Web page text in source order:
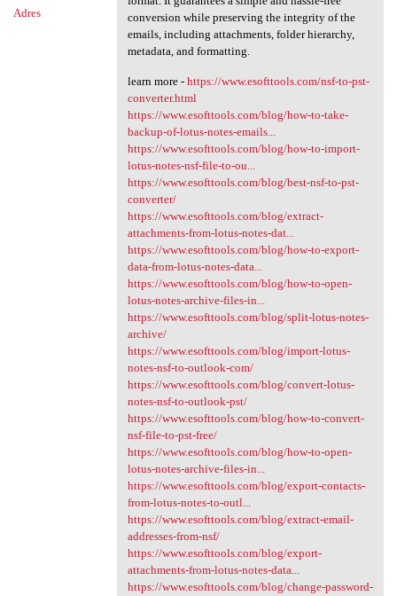
Adres
conversion while preserving the integrity of the
emails, including attachments, folder hierarchy,
metadata, and formatting.
learn more - https://www.esofttools.com/nsf-to-pst-
converter.html
https://www.esofttools.com/blog/how-to-take-
backup-of-lotus-notes-emails...
https://www.esofttools.com/blog/how-to-import-
lotus-notes-nsf-file-to-ou...
https://www.esofttools.com/blog/best-nsf-to-pst-
converter/
https://www.esofttools.com/blog/extract-
attachments-from-lotus-notes-dat...
https://www.esofttools.com/blog/how-to-export-
data-from-lotus-notes-data...
https://www.esofttools.com/blog/how-to-open-
lotus-notes-archive-files-in...
https://www.esofttools.com/blog/split-lotus-notes-
archive/
https://www.esofttools.com/blog/import-lotus-
notes-nsf-to-outlook-com/
https://www.esofttools.com/blog/convert-lotus-
notes-nsf-to-outlook-pst/
https://www.esofttools.com/blog/how-to-convert-
nsf-file-to-pst-free/
https://www.esofttools.com/blog/how-to-open-
lotus-notes-archive-files-in...
https://www.esofttools.com/blog/export-contacts-
from-lotus-notes-to-outl...
https://www.esofttools.com/blog/extract-email-
addresses-from-nsf/
https://www.esofttools.com/blog/export-
attachments-from-lotus-notes-data...
https://www.esofttools.com/blog/change-password-